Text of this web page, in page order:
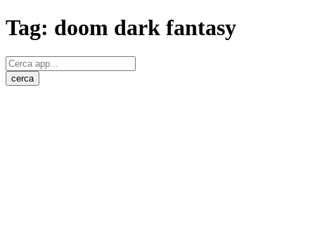
Tag: doom dark fantasy